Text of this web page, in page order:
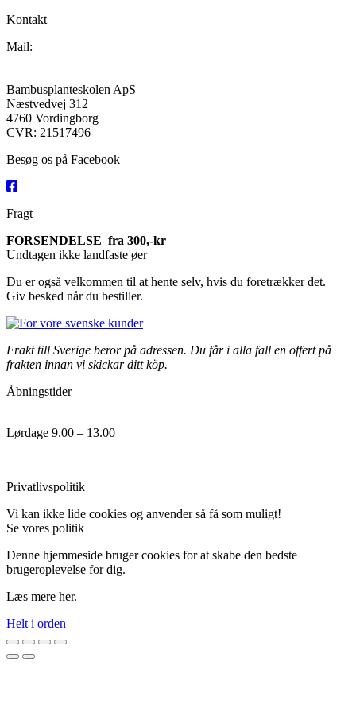
Kontakt
Mail:
Bambusplanteskolen ApS
Næstvedvej 312
4760 Vordingborg
CVR: 21517496
Besøg os på Facebook
Fragt
FORSENDELSE fra 300,-kr
Undtagen ikke landfaste øer
Du er også velkommen til at hente selv, hvis du foretrækker det.
Giv besked når du bestiller.
Frakt till Sverige beror på adressen. Du får i alla fall en offert på
frakten innan vi skickar ditt köp.
Åbningstider
Lørdage 9.00 – 13.00
Privatlivspolitik
Vi kan ikke lide cookies og anvender så få som muligt!
Se vores politik
Denne hjemmeside bruger cookies for at skabe den bedste
brugeroplevelse for dig.
Læs mere her.
Helt i orden